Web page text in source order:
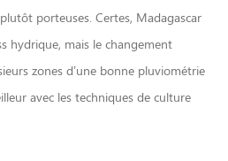
porteuses. Certes, Madagascar
hydrique, mais le changement
zones d’une bonne pluviométrie
avec les techniques de culture